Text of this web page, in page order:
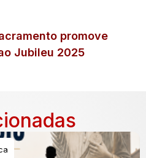
promove
Jubileu 2025